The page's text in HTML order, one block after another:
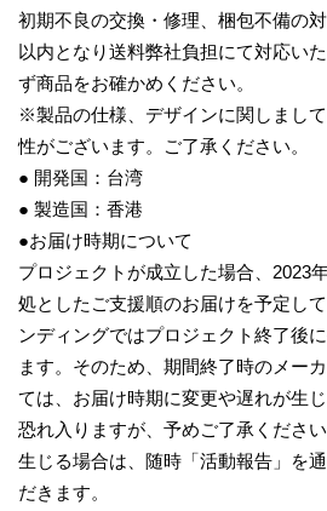
初期不良の交換・修理、梱包不備の
以内となり送料弊社負担にて対応い
ず商品をお確かめください。
※製品の仕様、デザインに関しまし
性がございます。ご了承ください。
● 開発国：台湾
● 製造国：香港
●お届け時期について
プロジェクトが成立した場合、2023
処としたご支援順のお届けを予定し
ンディングではプロジェクト終了後
ます。そのため、期間終了時のメー
ては、お届け時期に変更や遅れが生
恐れ入りますが、予めご了承くださ
生じる場合は、随時「活動報告」を
だきます。